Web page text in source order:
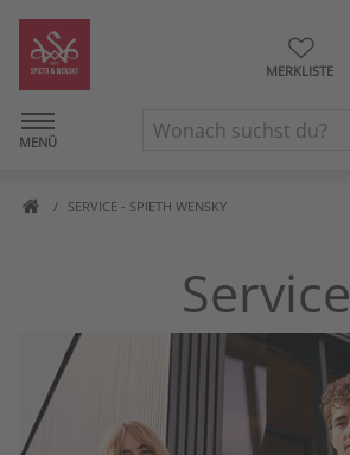
MERKLISTE
MENÜ
SERVICE - SPIETH WENSKY
Service